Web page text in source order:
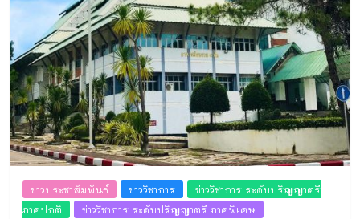
งาน
ทะเบียน
ข่าวประชาสัมพันธ์ ข่าววิชาการ
ข่าววิชาการ ระดับปริญญาตรี
ภาคปกติ
ข่าววิชาการ ระดับปริญญาตรี ภาคพิเศษ